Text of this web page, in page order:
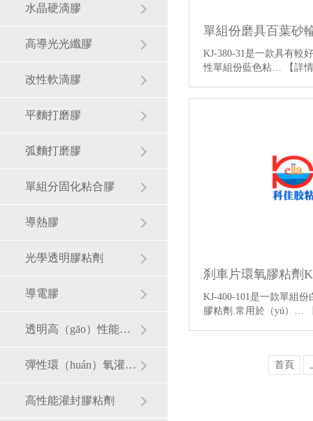
水晶硬滴膠
高導光光纖膠
改性軟滴膠
平麵打磨膠
弧麵打磨膠
單組分固化粘合膠
導熱膠
光學透明膠粘劑
導電膠
透明高（gāo）性能聚脲脂灌封膠（jiāo）
彈性環（huán）氧灌封膠（jiāo）
高性能灌封膠粘劑
KJ-380-31是一款具有較
性單組份藍色粘…
【詳
刹車片環氧膠粘劑
KJ-400-101是一款單組
膠粘劑.常用於（yú）…
首頁